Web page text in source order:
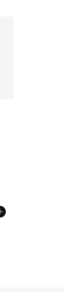
von € 84,99 auf €